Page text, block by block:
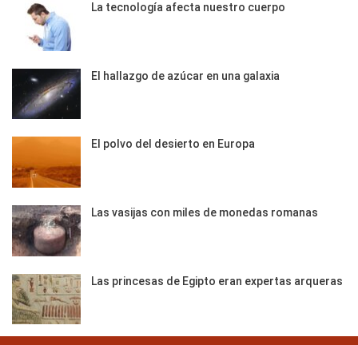
La tecnología afecta nuestro cuerpo
El hallazgo de azúcar en una galaxia
El polvo del desierto en Europa
Las vasijas con miles de monedas romanas
Las princesas de Egipto eran expertas arqueras